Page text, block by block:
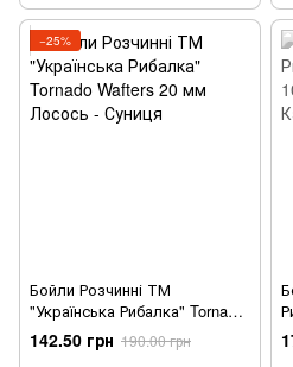
−25%
Бойли Розчинні ТМ
"Українська Рибалка" Tornado
Wafters 20 мм Лосось -
Суниця
142.50 грн 190.00 грн